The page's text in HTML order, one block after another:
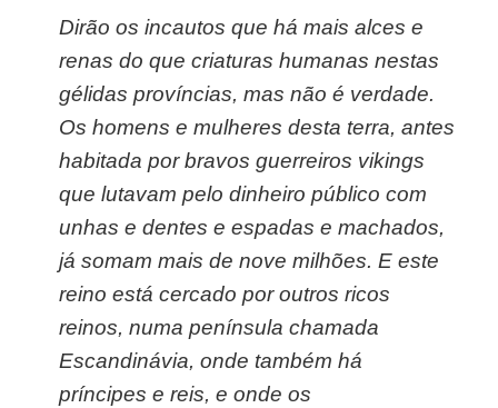
Dirão os incautos que há mais alces e
renas do que criaturas humanas nestas
gélidas províncias, mas não é verdade.
Os homens e mulheres desta terra, antes
habitada por bravos guerreiros vikings
que lutavam pelo dinheiro público com
unhas e dentes e espadas e machados,
já somam mais de nove milhões. E este
reino está cercado por outros ricos
reinos, numa península chamada
Escandinávia, onde também há
príncipes e reis, e onde os